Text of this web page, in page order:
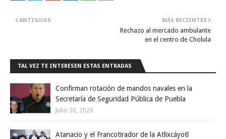
MÁS RECIENTES
Rechazo al mercado ambulante
en el centro de Cholula
ANTIGUOS
TAL VEZ TE INTERESEN ESTAS ENTRADAS
Confirman rotación de mandos navales en la
Secretaría de Seguridad Pública de Puebla
Julio 20, 2026
Atanacio y el Francotirador de la Atlixcáyotl